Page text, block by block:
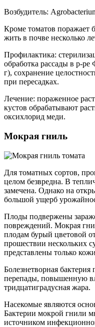
Возбудитель:
Кроме томатов поражает
жить в почве несколько
Профилактика:
обработка рассады в р-
г), сохранение
при пересадках.
Лечение: пораженное
кустов обрабатывают
ок­сихлорид меди.
Мокрая гниль
Для томатных сортов,
целом безвредна. В
замечена. Однако на
большой ущерб
Плоды подвержены
повреждений. Мокрая
плодам бурый цветовой
прошествии нескольких
представлены только
Болезнетворная
перепады, повышенную
тридцатиградусная жара.
Насекомые являются
Бактерии мокрой гнили
источником